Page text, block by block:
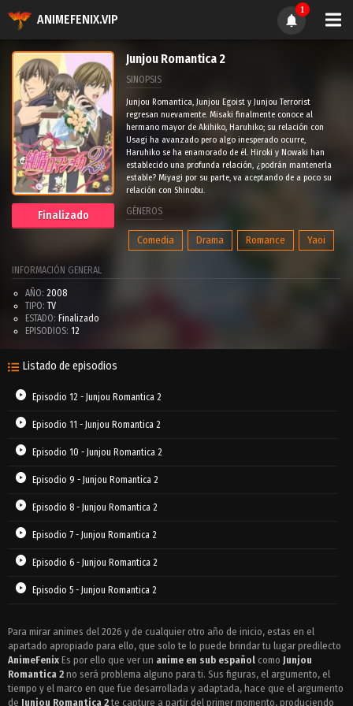
ANIMEFENIX.VIP
1
Finalizado
Junjou Romantica 2
SINOPSIS
Junjou Romantica, Junjou Egoist y Junjou Terrorist
regresan nuevamente. Misaki finalmente conoce al
hermano mayor de Akihiko, Haruhiko; su relación con
Usagi ha avanzado pero algo inesperado ocurre,
Haruhiko se ha enamorado de él. Hiroki y Nowaki han
establecido una profunda relación, ¿podrán mantenerla
estable? Miyagi por su parte, va aceptando de a poco su
relación con Shinobu.
GÉNEROS
Comedia Drama Romance Yaoi
INFORMACIÓN GENERAL
AÑO: 2008
TIPO: TV
ESTADO: Finalizado
EPISODIOS: 12
Listado de episodios
Episodio 12 - Junjou Romantica 2
Episodio 11 - Junjou Romantica 2
Episodio 10 - Junjou Romantica 2
Episodio 9 - Junjou Romantica 2
Episodio 8 - Junjou Romantica 2
Episodio 7 - Junjou Romantica 2
Episodio 6 - Junjou Romantica 2
Episodio 5 - Junjou Romantica 2
Episodio 3 - Junjou Romantica 2
Episodio 2 - Junjou Romantica 2
Episodio 1 - Junjou Romantica 2
Para mirar animes del 2026 y de cualquier otro año de inicio, estas en el
apartado apropiado para ello, que solo te lo puede brindar tu lugar predilecto
AnimeFenix Es por ello que ver un anime en sub español como Junjou
Romantica 2 no será problema alguno para ti. Sus figuras, el argumento, el
tiempo y el marco en que fue desarrollada y adaptada, hace que el argumento
de Junjou Romantica 2 te capture a partir del primer momento, produciendo